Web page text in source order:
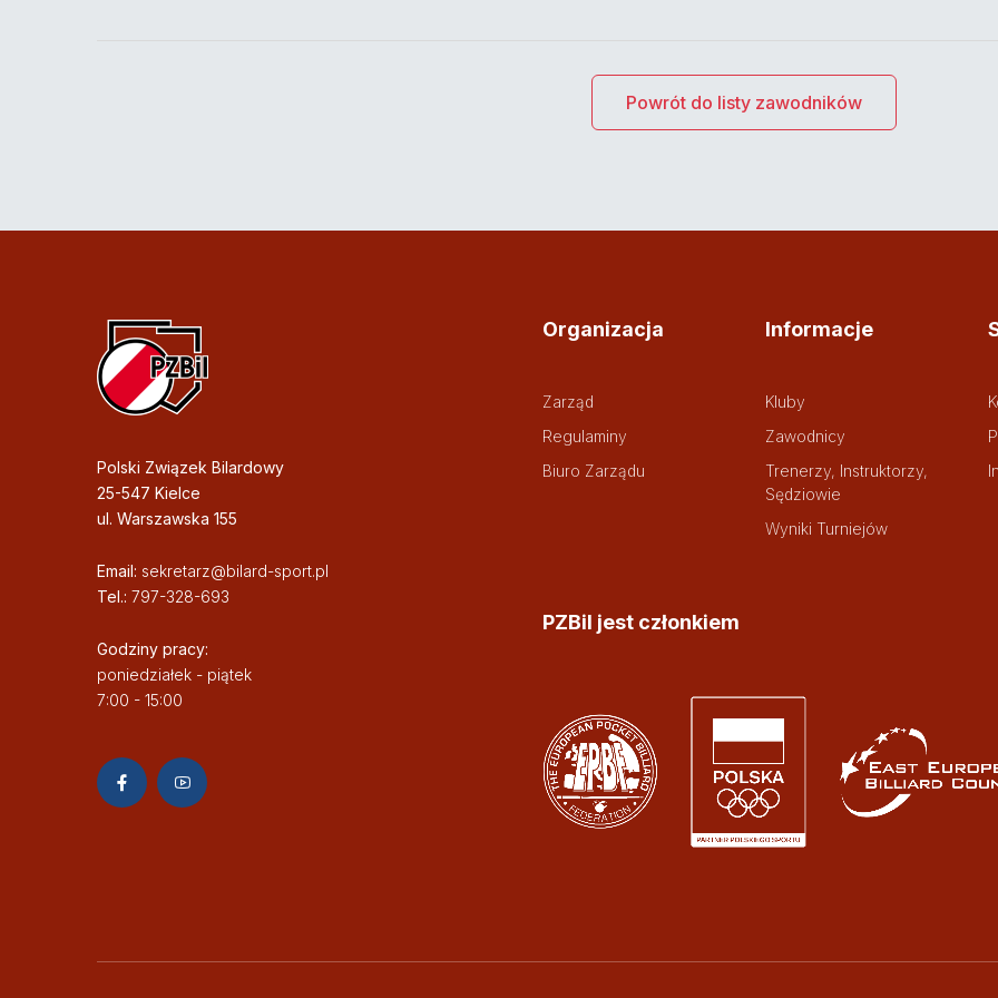
Powrót do listy zawodników
Polski Związek Bilardowy
25-547 Kielce
ul. Warszawska 155
Email: sekretarz@bilard-sport.pl
Tel.: 797-328-693
Godziny pracy:
poniedziałek - piątek
7:00 - 15:00
Organizacja
Zarząd
Regulaminy
Biuro Zarządu
Informacje
Kluby
Zawodnicy
Trenerzy, Instruktorzy,
Sędziowie
Wyniki Turniejów
PZBil jest członkiem